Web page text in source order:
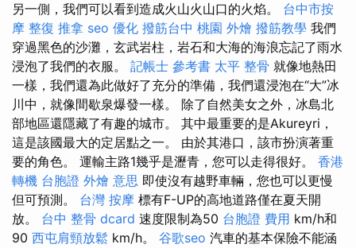
另一側，我們可以看到造成火山火山口的火焰。 台中市按
摩 整復 推拿 seo 優化 撥筋台中 桃園 外燴 撥筋教學 我們
穿過黑色的沙灘，玄武岩柱，岩石和大海的海浪忘記了雨水
浸泡了我們的衣服。 記帳士 參考書 太平 整骨 就像地熱田
一樣，我們還為此做好了充分的準備，我們還浸泡在“大”冰
川中，就像間歇泉爆發一樣。 除了自然美女之外，冰島北
部地區還隱藏了有趣的城市。 其中最重要的是Akureyri，
這是該國最大的定居點之一。 由於其港口，該市扮演著重
要的角色。 運輸主路1幾乎是瀝青，您可以走得很好。 香港
轉機 台胞證 外燴 意思 即使沒有越野車輛，您也可以更慢
但可預測。 台灣 按摩 標有F-UP的高地道路僅在夏天開
放。 台中 整骨 dcard 速度限制為50 台胞證 費用 km/h和
90 西屯肩頸放鬆 km/h。 谷歌seo 汽車的基本保險不能涵